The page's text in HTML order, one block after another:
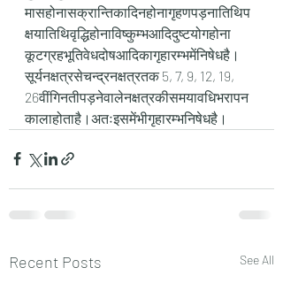
मासहोनासक्रान्तिकादिनहोनागृहणपड़नातिथिप
क्षयातिथिवृद्धिहोनाविष्कुम्भआदिदुष्टयोगहोना
कूटग्रहभूतिवेधदोषआदिकागृहारम्भमेंनिषेधहै।
सूर्यनक्षत्रसेचन्द्रनक्षत्रतक 5, 7, 9, 12, 19,
26वींगिनतीपड़नेवालेनक्षत्रकीसमयावधिभरापन
कालाहोताहै।अतःइसमेंभीगृहारम्भनिषेधहै।
Recent Posts See All